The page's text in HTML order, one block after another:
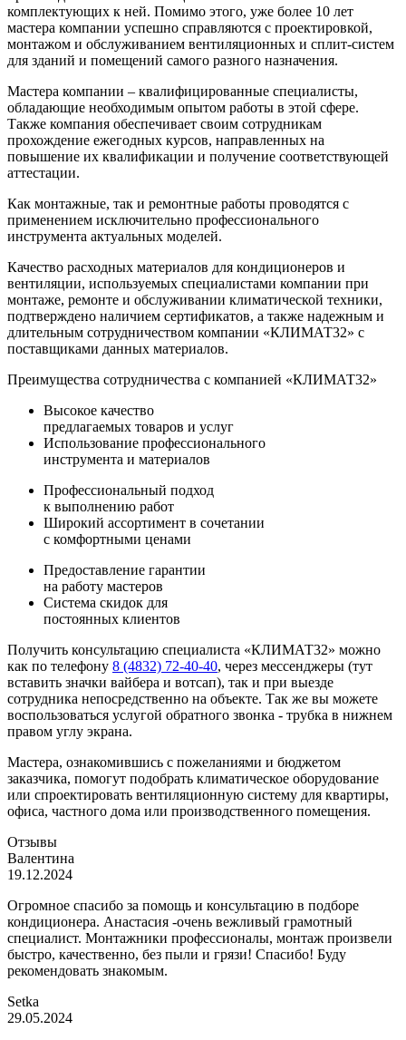
комплектующих к ней. Помимо этого, уже более 10 лет
мастера компании успешно справляются с проектировкой,
монтажом и обслуживанием вентиляционных и сплит-систем
для зданий и помещений самого разного назначения.
Мастера компании – квалифицированные специалисты,
обладающие необходимым опытом работы в этой сфере.
Также компания обеспечивает своим сотрудникам
прохождение ежегодных курсов, направленных на
повышение их квалификации и получение соответствующей
аттестации.
Как монтажные, так и ремонтные работы проводятся с
применением исключительно профессионального
инструмента актуальных моделей.
Качество расходных материалов для кондиционеров и
вентиляции, используемых специалистами компании при
монтаже, ремонте и обслуживании климатической техники,
подтверждено наличием сертификатов, а также надежным и
длительным сотрудничеством компании «КЛИМАТ32» с
поставщиками данных материалов.
Преимущества сотрудничества с компанией «КЛИМАТ32»
Высокое качество
предлагаемых товаров и услуг
Использование профессионального
инструмента и материалов
Профессиональный подход
к выполнению работ
Широкий ассортимент в сочетании
с комфортными ценами
Предоставление гарантии
на работу мастеров
Система скидок для
постоянных клиентов
Получить консультацию специалиста «КЛИМАТ32» можно
как по телефону 8 (4832) 72-40-40, через мессенджеры (тут
вставить значки вайбера и вотсап), так и при выезде
сотрудника непосредственно на объекте. Так же вы можете
воспользоваться услугой обратного звонка - трубка в нижнем
правом углу экрана.
Мастера, ознакомившись с пожеланиями и бюджетом
заказчика, помогут подобрать климатическое оборудование
или спроектировать вентиляционную систему для квартиры,
офиса, частного дома или производственного помещения.
Отзывы
Валентина
19.12.2024
Огромное спасибо за помощь и консультацию в подборе
кондиционера. Анастасия -очень вежливый грамотный
специалист. Монтажники профессионалы, монтаж произвели
быстро, качественно, без пыли и грязи! Спасибо! Буду
рекомендовать знакомым.
Setka
29.05.2024